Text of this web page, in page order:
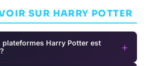
SUR HARRY POTTER
plateformes Harry Potter est
+